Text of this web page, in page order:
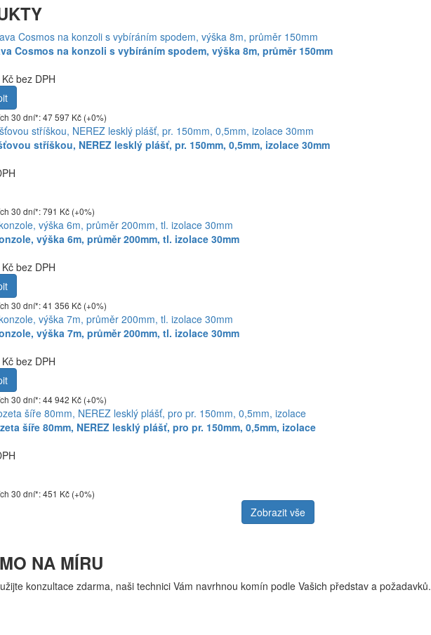
Cosmos na konzoli s vybíráním spodem, výška 8m, průměr 150mm
bez DPH
30 dní*: 47 597 Kč (+0%)
stříškou, NEREZ lesklý plášť, pr. 150mm, 0,5mm, izolace 30mm
30 dní*: 791 Kč (+0%)
výška 6m, průměr 200mm, tl. izolace 30mm
bez DPH
30 dní*: 41 356 Kč (+0%)
výška 7m, průměr 200mm, tl. izolace 30mm
bez DPH
30 dní*: 44 942 Kč (+0%)
šíře 80mm, NEREZ lesklý plášť, pro pr. 150mm, 0,5mm, izolace
30 dní*: 451 Kč (+0%)
Zobrazit vše
NA MÍRU
konzultace zdarma, naši technici Vám navrhnou komín podle Vašich představ a požadavků.